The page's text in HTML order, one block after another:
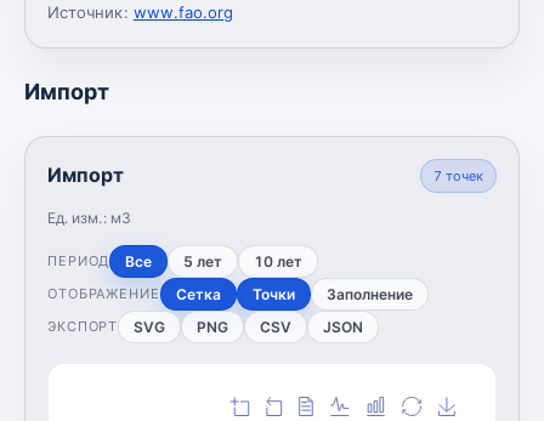
Источник: www.fao.org
Импорт
Импорт
Ед. изм.: м3
7 точек
ПЕРИОД Все 5 лет 10 лет
ОТОБРАЖЕНИЕ Сетка Точки Заполнение
ЭКСПОРТ SVG PNG CSV JSON